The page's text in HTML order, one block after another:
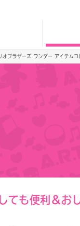
ブラザーズ ワンダー アイテムコ
ても便利＆お